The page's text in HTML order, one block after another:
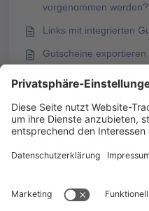
vorgenommen werden?
Links mit integrierten
Gutscheine exportieren
Das könnte Sie
Welche Einstellungen
vorgegeben werden?
Übersicht über die